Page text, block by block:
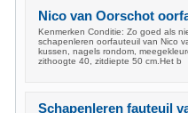
Nico van Oorschot
Kenmerken Conditie: Zo goed als
schapenleren oorfauteuil van Nico
kussen, nagels rondom,
zithoogte 40, zitdiepte 50 cm.Het b
Schapenleren fauteuil